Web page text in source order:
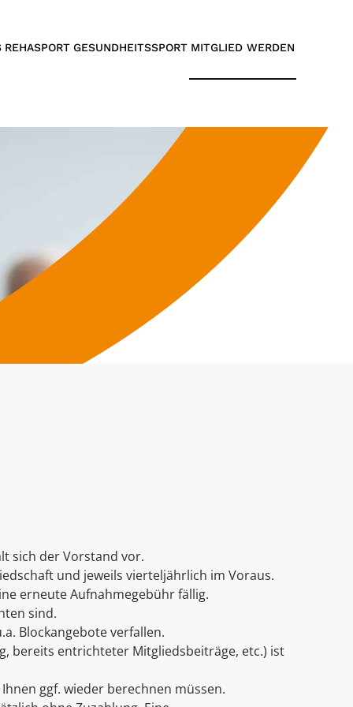
REHASPORT GESUNDHEITSSPORT MITGLIED WERDEN
sich der Vorstand vor.
und jeweils vierteljährlich im Voraus.
erneute Aufnahmegebühr fällig.
sind.
Blockangebote verfallen.
bereits entrichteter Mitgliedsbeiträge, etc.) ist
ggf. wieder berechnen müssen.